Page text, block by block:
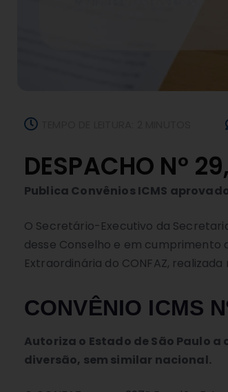
DESPACHO Nº
Publica Convênios ICMS
O Secretário-Executivo da
desse Conselho e em cumprimento
Extraordinária do CONFAZ,
CONVÊNIO ICMS
Autoriza o Estado de São Paulo
diversão, sem similar nacional.